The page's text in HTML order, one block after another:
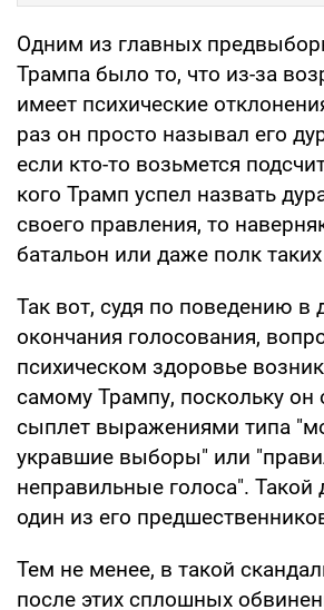
Одним из главных
Трампа было то, что из-за
имеет психические
раз он просто называл его
если кто-то возьмется
кого Трамп успел назвать
своего правления, то
батальон или даже полк
Так вот, судя по поведению в
окончания голосования,
психическом здоровье
самому Трампу, поскольку он
сыплет выражениями типа
укравшие выборы" или
неправильные голоса". Такой
один из его
Тем не менее, в такой
после этих сплошных